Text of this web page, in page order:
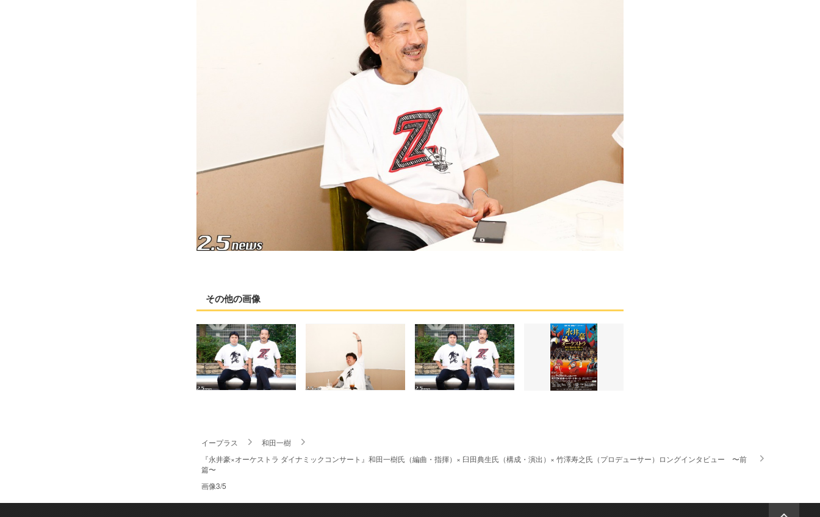
その他の画像
イープラス
和田一樹
『永井豪×オーケストラ ダイナミックコンサート』和田一樹氏（編曲・指揮）× 臼田典生氏（構成・演出）× 竹澤寿之氏（プロデューサー）ロングインタビュー 〜前
篇〜
画像3/5